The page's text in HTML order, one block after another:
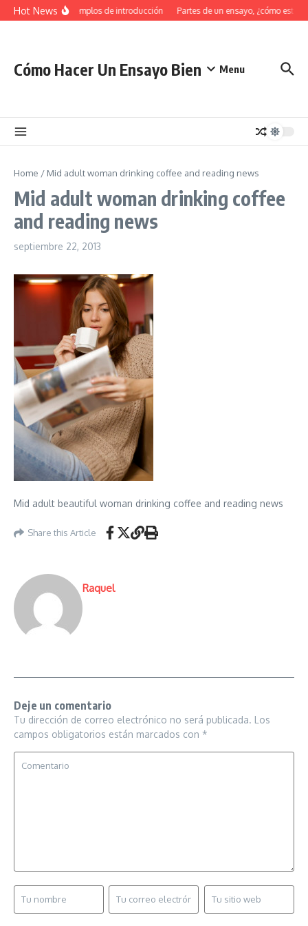
Saltar al contenido
Hot News34 Ejemplos de introducción Partes de un ensayo, ¿cómo
Cómo Hacer Un Ensayo Bien Menu
Home / Mid adult woman drinking coffee and reading news
Mid adult woman drinking coffee
and reading news
septiembre 22, 2013
Mid adult beautiful woman drinking coffee and reading news
Share this Article
Raquel
Deje un comentario
Tu dirección de correo electrónico no será publicada. Los
campos obligatorios están marcados con *